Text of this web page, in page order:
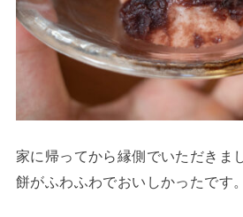
家に帰ってから縁側でいただきま
餅がふわふわでおいしかったです。